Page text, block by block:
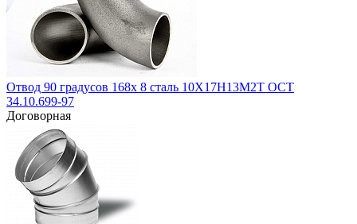
Отвод 90 градусов 168х 8 сталь 10Х17Н13М2Т ОСТ
34.10.699-97
Договорная